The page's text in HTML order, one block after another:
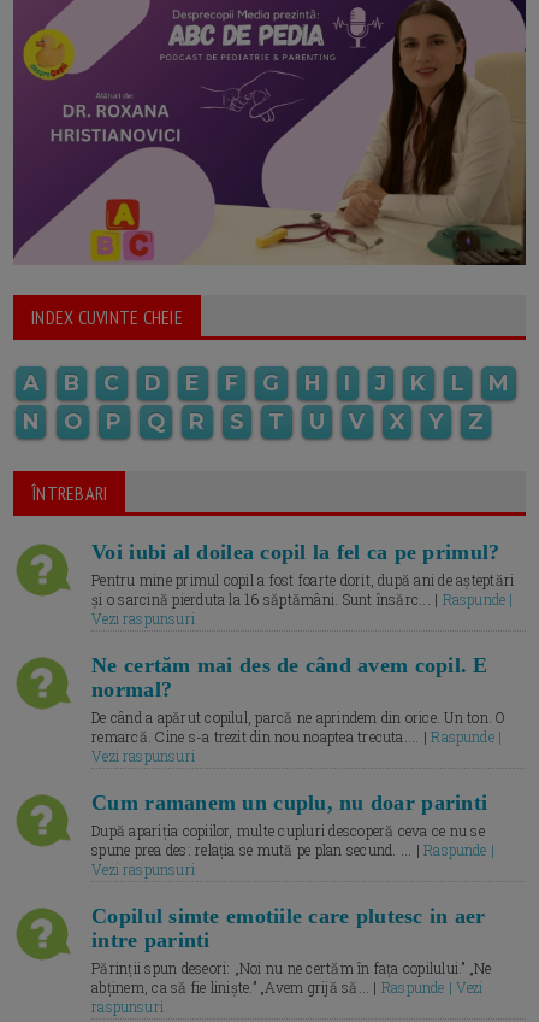
INDEX CUVINTE CHEIE
A B C D E F G H I J K L
M
N
O P Q R S T U V X Y Z
ÎNTREBARI
Voi iubi al doilea copil la fel ca pe primul?
Pentru mine primul copil a fost foarte dorit, după ani de așteptări
și o sarcină pierduta la 16 săptămâni. Sunt însărc... | Raspunde |
Vezi raspunsuri
Ne certăm mai des de când avem copil. E
normal?
De când a apărut copilul, parcă ne aprindem din orice. Un ton. O
remarcă. Cine s-a trezit din nou noaptea trecuta.... |Raspunde |
Vezi raspunsuri
Cum ramanem un cuplu, nu doar parinti
După apariția copiilor, multe cupluri descoperă ceva ce nu se
spune prea des: relația se mută pe plan secund. ... |Raspunde |
Vezi raspunsuri
Copilul simte emotiile care plutesc in aer
intre parinti
Părinții spun deseori: „Noi nu ne certăm în fața copilului.” „Ne
abținem, ca să fie liniște.” „Avem grijă să... | Raspunde | Vezi
raspunsuri